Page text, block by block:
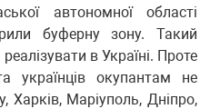
автономної області
буферну зону. Такий
в Україні. Проте
українців окупантам не
Харків, Маріуполь, Дніпро,